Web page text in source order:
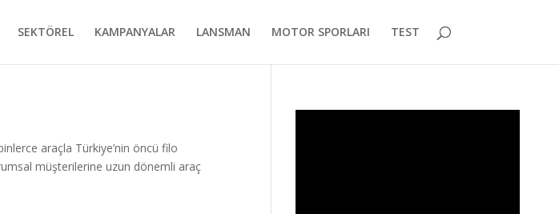
SEKTÖREL KAMPANYALAR LANSMAN MOTOR SPORLARI TEST
araçla Türkiye’nin öncü filo
müşterilerine uzun dönemli araç